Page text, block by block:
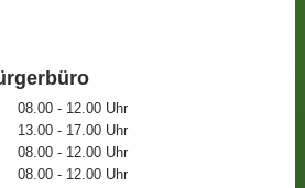
08.00 - 12.00 Uhr
13.00 - 17.00 Uhr
08.00 - 12.00 Uhr
08.00 - 12.00 Uhr